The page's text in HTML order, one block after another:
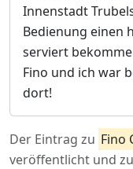
Innenstadt
Bedienung einen
serviert
Fino und ich war
dort!
Der Eintrag zu Fino
veröffentlicht und